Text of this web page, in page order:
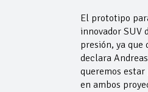
El prototipo
innovador SUV
presión, ya que
declara
queremos
en ambos